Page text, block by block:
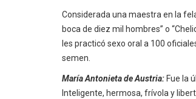
Considerada una maestra en la
boca de diez mil hombres” o
les practicó sexo oral a 100
semen.
María Antonieta de Austria: Fue la
Inteligente, hermosa, frívola y